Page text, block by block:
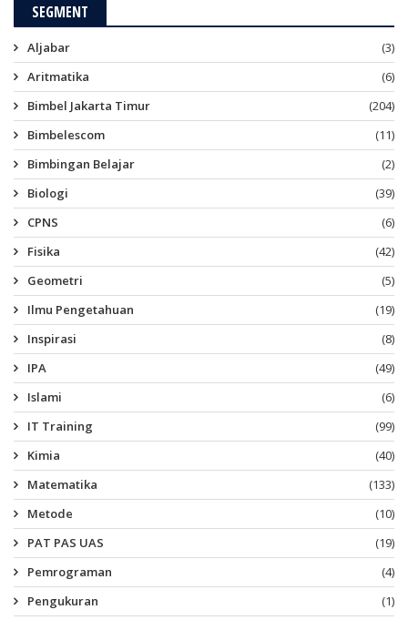
SEGMENT
Aljabar
(3)
Aritmatika
(6)
Bimbel Jakarta Timur
(204)
Bimbelescom
(11)
Bimbingan Belajar
(2)
Biologi
(39)
CPNS
(6)
Fisika
(42)
Geometri
(5)
Ilmu Pengetahuan
(19)
Inspirasi
(8)
IPA
(49)
Islami
(6)
IT Training
(99)
Kimia
(40)
Matematika
(133)
Metode
(10)
PAT PAS UAS
(19)
Pemrograman
(4)
Pengukuran
(1)